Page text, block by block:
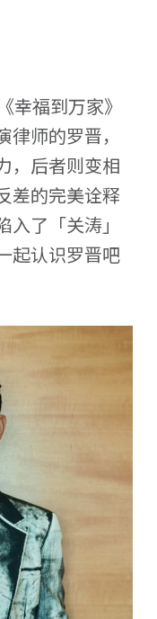
幸福到万家》
师的罗晋，
，后者则变相
差的完美诠释
了「关涛」
起认识罗晋吧